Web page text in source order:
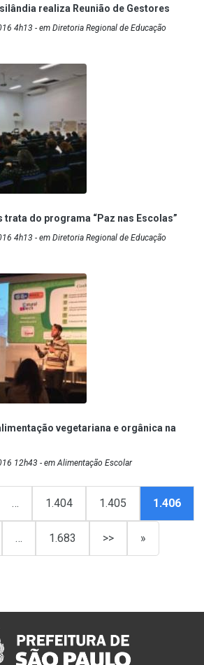
realiza Reunião de Gestores
4h13 - em Diretoria Regional de Educação
trata do programa “Paz nas Escolas”
4h13 - em Diretoria Regional de Educação
vegetariana e orgânica na
12h43 - em Alimentação Escolar
… 1.404 1.405 1.406
… 1.683 >> »